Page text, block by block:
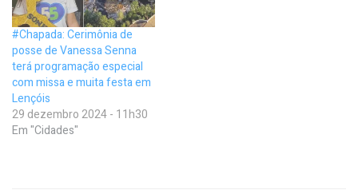
#Chapada: Cerimônia de
posse de Vanessa Senna
terá programação especial
com missa e muita festa em
Lençóis
29 dezembro 2024 - 11h30
Em "Cidades"